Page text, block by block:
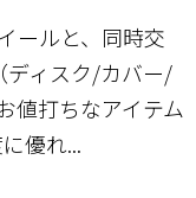
ールと、同時交
ディスク/カバー/
値打ちなアイテム
優れ...